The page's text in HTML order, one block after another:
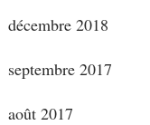
décembre 2018
septembre 2017
août 2017